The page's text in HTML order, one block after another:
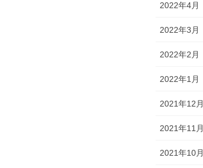
2022年4月
2022年3月
2022年2月
2022年1月
2021年12月
2021年11月
2021年10月